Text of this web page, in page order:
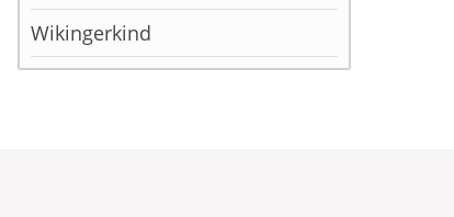
Wikingerkind